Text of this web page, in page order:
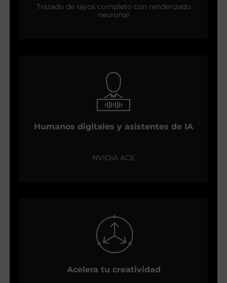
Trazado de rayos completo con renderizado
neuronal
Humanos digitales y asistentes de IA
NVIDIA ACE
Acelera tu creatividad